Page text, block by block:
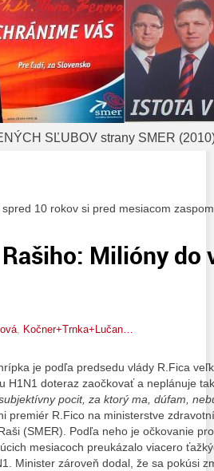
SĽUBOV strany SMER
10 rokov si pred mesiacom
Milióny do
, Kočner+Trnka+Lučan…
je podľa predsedu vlády R.Fica
H1N1 doteraz zaočkovať a neplánuje
pocit, za ktorý ma, dúfam,
premiér R.Fico na ministerstve
(SMER). Podľa neho je očkovanie
mesiacoch preukázalo viacero
Minister zároveň dodal, že sa pokúsi